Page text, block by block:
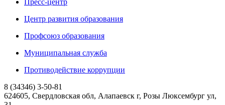
Центр развития образования
Профсоюз образования
Муниципальная служба
Противодействие коррупции
8 (34346) 3-50-81
624605, Свердловская обл, Алапаевск г, Розы Люксембург ул,